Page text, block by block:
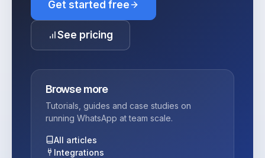
Get started free
See pricing
Browse more
Tutorials, guides and case studies on
running WhatsApp at team scale.
All articles
Integrations